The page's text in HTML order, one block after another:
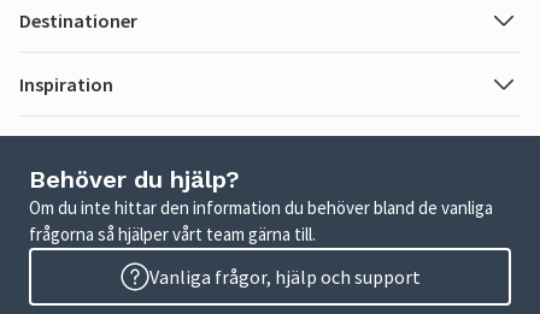
Destinationer
Inspiration
Behöver du hjälp?
Om du inte hittar den information du behöver bland de vanliga
frågorna så hjälper vårt team gärna till.
Vanliga frågor, hjälp och support